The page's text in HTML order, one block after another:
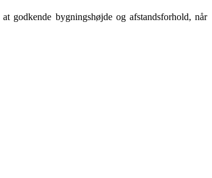
godkende bygningshøjde og afstandsforhold, når